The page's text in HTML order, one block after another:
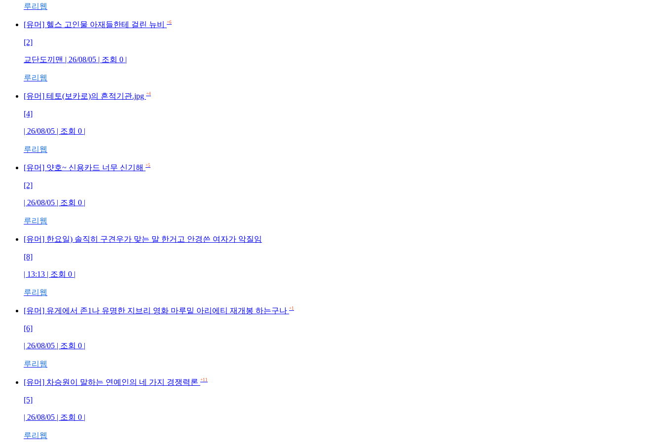
루리웹
[유머] 헬스 고인물 아재들한테 걸린 뉴비 +6
[2]
교단도끼맨 | 26/08/05 | 조회 0 |
루리웹
[유머] 테토(보카로)의 흔적기관.jpg +4
[4]
| 26/08/05 | 조회 0 |
루리웹
[유머] 얏호~ 신용카드 너무 신기해 +5
[2]
| 26/08/05 | 조회 0 |
루리웹
[유머] 한요일) 솔직히 구견우가 맞는 말 한거고 안경쓴 여자가 악질임
[8]
| 13:13 | 조회 0 |
루리웹
[유머] 유게에서 존1나 유명한 지브리 영화 마루밑 아리에티 재개봉 하는구나 +1
[6]
| 26/08/05 | 조회 0 |
루리웹
[유머] 차승원이 말하는 연예인의 네 가지 경쟁력론 +11
[5]
| 26/08/05 | 조회 0 |
루리웹